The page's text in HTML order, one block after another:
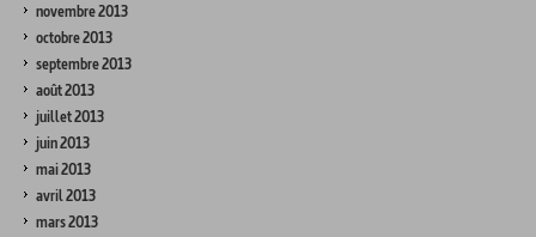
novembre 2013
octobre 2013
septembre 2013
août 2013
juillet 2013
juin 2013
mai 2013
avril 2013
mars 2013